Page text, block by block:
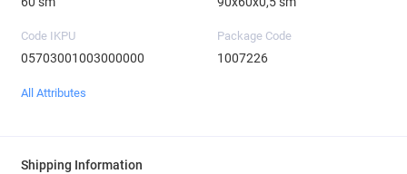
Code IKPU
05703001003000000
Package Code
1007226
All Attributes
Shipping Information